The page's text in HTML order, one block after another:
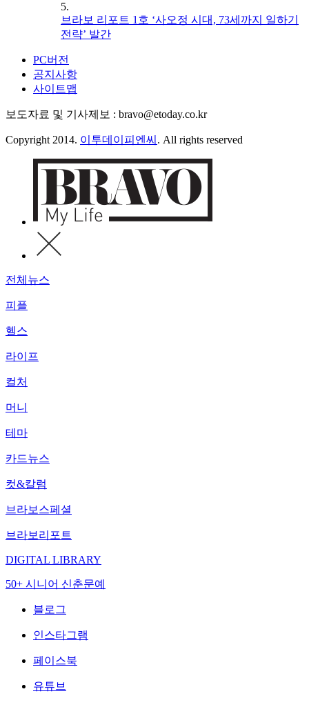
5.
브라보 리포트 1호 ‘사오정 시대, 73세까지 일하기
전략’ 발간
PC버전
공지사항
사이트맵
보도자료 및 기사제보 : bravo@etoday.co.kr
Copyright 2014. 이투데이피엔씨 . All rights reserved
전체뉴스
피플
헬스
라이프
컬처
머니
테마
카드뉴스
컷&칼럼
브라보스페셜
브라보리포트
DIGITAL LIBRARY
50+ 시니어 신춘문예
블로그
인스타그램
페이스북
유튜브